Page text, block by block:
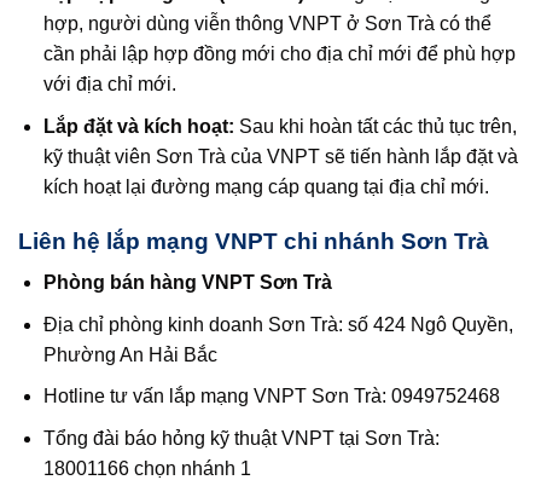
hợp, người dùng viễn thông VNPT ở Sơn Trà có thể
cần phải lập hợp đồng mới cho địa chỉ mới để phù hợp
với địa chỉ mới.
Lắp đặt và kích hoạt: Sau khi hoàn tất các thủ tục trên,
kỹ thuật viên Sơn Trà của VNPT sẽ tiến hành lắp đặt và
kích hoạt lại đường mạng cáp quang tại địa chỉ mới.
Liên hệ lắp mạng VNPT chi nhánh Sơn Trà
Phòng bán hàng VNPT Sơn Trà
Địa chỉ phòng kinh doanh Sơn Trà: số 424 Ngô Quyền,
Phường An Hải Bắc
Hotline tư vấn lắp mạng VNPT Sơn Trà: 0949752468
Tổng đài báo hỏng kỹ thuật VNPT tại Sơn Trà:
18001166 chọn nhánh 1